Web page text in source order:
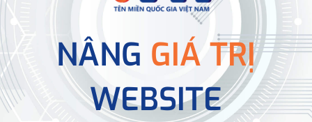
NÂNG GIÁ TRỊ
WEBSITE